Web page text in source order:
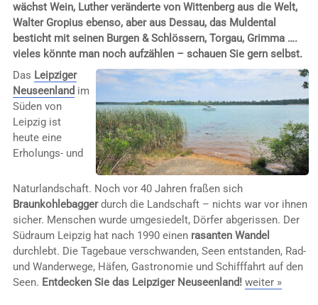
wächst Wein, Luther veränderte von Wittenberg aus die Welt,
Walter Gropius ebenso, aber aus Dessau, das Muldental
besticht mit seinen Burgen & Schlössern, Torgau, Grimma ….
vieles könnte man noch aufzählen – schauen Sie gern selbst.
Das Leipziger
Neuseenland im
Süden von
Leipzig ist
heute eine
Erholungs- und
Naturlandschaft. Noch vor 40 Jahren fraßen sich
Braunkohlebaggerdurch die Landschaft – nichts war vor ihnen
sicher. Menschen wurde umgesiedelt, Dörfer abgerissen. Der
Südraum Leipzig hat nach 1990 einen rasanten Wandel
durchlebt. Die Tagebaue verschwanden, Seen entstanden, Rad-
und Wanderwege, Häfen, Gastronomie und Schifffahrt auf den
Seen. Entdecken Sie das Leipziger Neuseenland! weiter »